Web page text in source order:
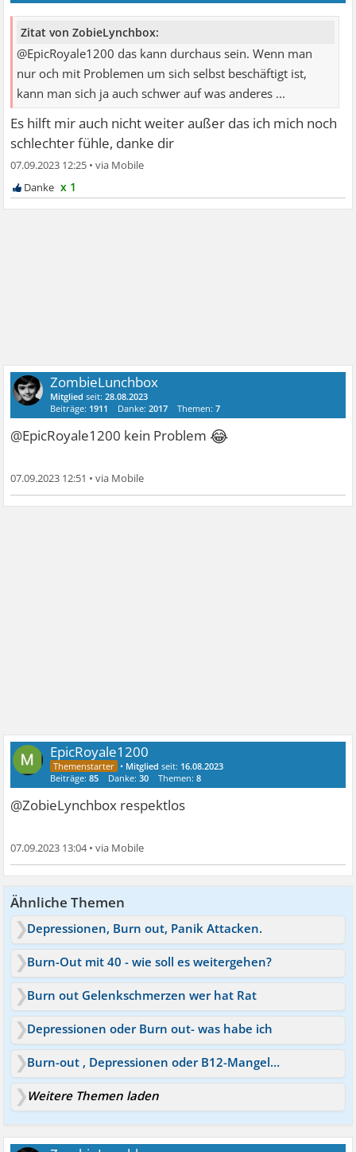
Zitat von ZobieLynchbox:
@EpicRoyale1200 das kann durchaus sein. Wenn man
nur och mit Problemen um sich selbst beschäftigt ist,
kann man sich ja auch schwer auf was anderes ...
Es hilft mir auch nicht weiter außer das ich mich noch
schlechter fühle, danke dir
07.09.2023 12:25 •
x 1
ZombieLunchbox
Mitglied seit:28.08.2023
Beiträge: 1911 Danke:2017 Themen:7
@EpicRoyale1200 kein Problem 😂
07.09.2023 12:51 •
EpicRoyale1200
• Mitglied seit: 16.08.2023
Beiträge:85 Danke:30 Themen:8
@ZobieLynchbox respektlos
07.09.2023 13:04•
Ähnliche Themen
Depressionen, Burn out, Panik Attacken.
Burn-Out mit 40 - wie soll es weitergehen?
Burn out Gelenkschmerzen wer hat Rat
Depressionen oder Burn out- was habe ich
Burn-out , Depressionen oder B12-Mangel? Was tun?
Weitere Themen laden